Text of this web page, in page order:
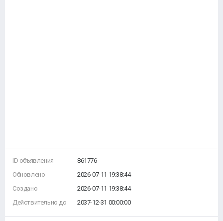
ID объявления
Обновлено
Создано
Действительно до
861776
2026-07-11 19:38:44
2026-07-11 19:38:44
2037-12-31 00:00:00